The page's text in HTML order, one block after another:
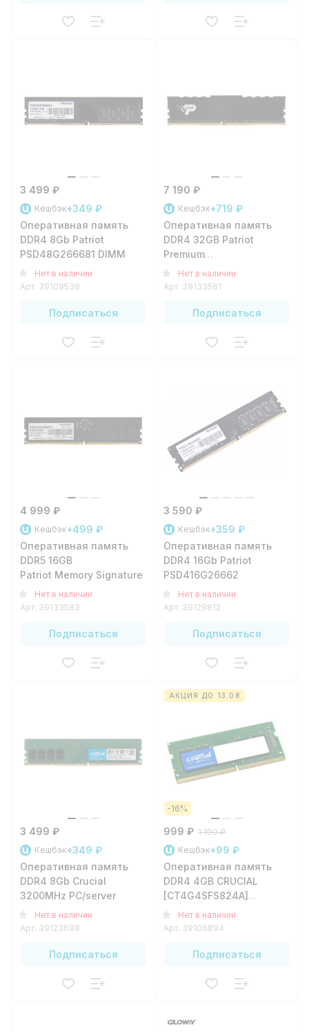
3 499 ₽
Кешбэк+349 ₽
Оперативная память
DDR4 8Gb Patriot
PSD48G266681 DIMM
Нет в наличии
Арт. 39109539
Подписаться
7 190 ₽
Кешбэк+719 ₽
Оперативная память
DDR4 32GB Patriot
Premium
PSP432G26662H1
Нет в наличии
Арт. 39133581
Подписаться
4 999 ₽
Кешбэк+499 ₽
Оперативная память
DDR5 16GB
Patriot Memory Signature PSD516G480081
Нет в наличии
Арт. 39133583
Подписаться
3 590 ₽
Кешбэк+359 ₽
Оперативная память
DDR4 16Gb Patriot
PSD416G26662
Нет в наличии
Арт. 39129812
Подписаться
3 499 ₽
Кешбэк+349 ₽
Оперативная память
DDR4 8Gb Crucial
3200MHz PC/server
Нет в наличии
Арт. 39123698
Подписаться
АКЦИЯ ДО 13.08
-16%
999 ₽ 1 190 ₽
Кешбэк+99 ₽
Оперативная память
DDR4 4GB CRUCIAL
[CT4G4SFS824A]
SODIMM
Нет в наличии
Арт. 39106894
Подписаться